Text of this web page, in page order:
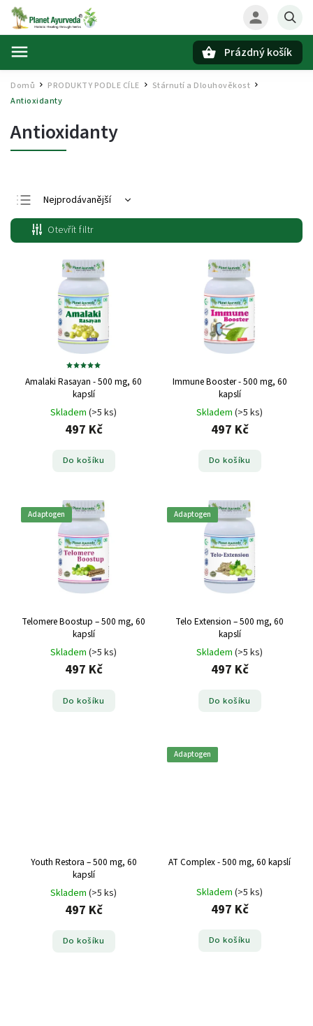
Prázdný košík
Domů / PRODUKTY PODLE CÍLE Stárnutí a Dlouhověkost /
Antioxidanty
Antioxidanty
Nejprodávanější
Nejlevnější
Nejdražší
Abecedně
Otevřít filtr
Amalaki Rasayan - 500 mg, 60
kapslí
Skladem (>5 ks)
497 Kč
Do košíku
Immune Booster - 500 mg, 60
kapslí
Skladem (>5 ks)
497 Kč
Do košíku
Adaptogen
Telomere Boostup – 500 mg, 60
kapslí
Skladem (>5 ks)
497 Kč
Do košíku
Adaptogen
Telo Extension – 500 mg, 60
kapslí
Skladem (>5 ks)
497 Kč
Do košíku
Youth Restora – 500 mg, 60
kapslí
Skladem (>5 ks)
497 Kč
Do košíku
Adaptogen
AT Complex - 500 mg, 60 kapslí
Skladem (>5 ks)
497 Kč
Do košíku